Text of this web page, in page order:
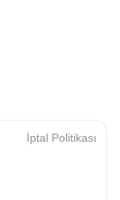
İptal Politikası